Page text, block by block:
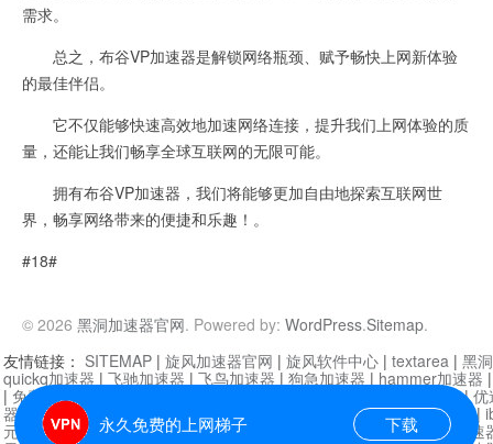
需求。
总之，布谷VP加速器是解锁网络瓶颈、赋予畅快上网新体验
的最佳伴侣。
它不仅能够快速高效地加速网络连接，提升我们上网体验的质
量，还能让我们畅享全球互联网的无限可能。
拥有布谷VP加速器，我们将能够更加自由地探索互联网世
界，畅享网络带来的便捷和乐趣！。
#18#
© 2026 黑洞加速器官网. Powered by: WordPress.Sitemap.
永久免费的上网梯子 下载
友情链接： SITEMAP | 旋风加速器官网 | 旋风软件中心 | textarea | 黑
quickq加速器 | 飞驰加速器 | 飞鸟加速器 | 狗急加速器 | hammer加速器
| 免费vqn加速外网 迷雾通|优
器| 快柠檬加速器 |黑洞加速 |falemon 快橙加速器|anycast加速器 |
元机场加速器 |一元机场|老王加速器 | 白石山|
小牛加速